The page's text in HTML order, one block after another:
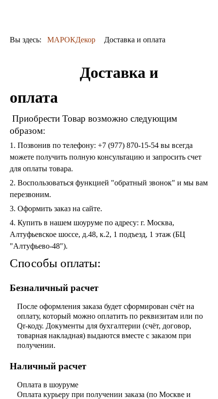
Люстры со стеклом
Марокканские Мозаичные
Марокканские светильники
Бра из мозаики
Бра со стеклом
Настольные лампы
Марокканские
Марокканские лампы
Мозаичные лампы
Торшеры
Вы здесь: МАРОКДекор Доставка и оплата
Доставка и
оплата
Приобрести Товар возможно следующим
образом:
1. Позвонив по телефону: +7 (977) 870-15-54 вы всегда
можете получить полную консультацию и запросить счет
для оплаты товара.
2. Воспользоваться функцией "обратный звонок" и мы вам
перезвоним.
3. Оформить заказ на сайте.
4. Купить в нашем шоуруме по адресу: г. Москва,
Алтуфьевское шоссе, д.48, к.2, 1 подъезд, 1 этаж (БЦ
"Алтуфьево-48").
Способы оплаты:
Безналичный расчет
После оформления заказа будет сформирован счёт на
оплату, который можно оплатить по реквизитам или по
Qr-коду. Документы для бухгалтерии (счёт, договор,
товарная накладная) выдаются вместе с заказом при
получении.
Наличный расчет
Оплата в шоуруме
Оплата курьеру при получении заказа (по Москве и